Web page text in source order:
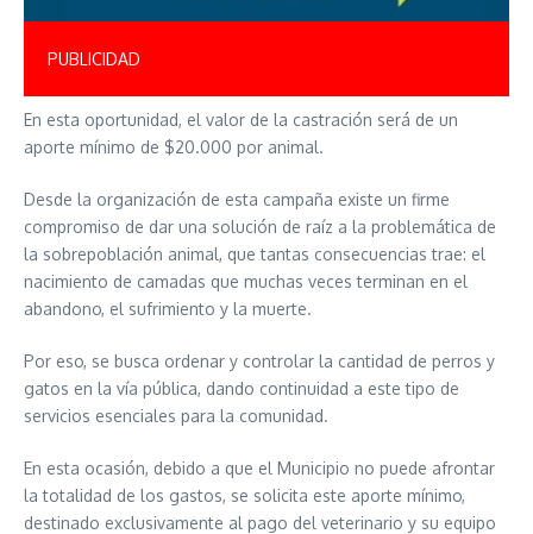
PUBLICIDAD
En esta oportunidad, el valor de la castración será de un
aporte mínimo de $20.000 por animal.
Desde la organización de esta campaña existe un firme
compromiso de dar una solución de raíz a la problemática de
la sobrepoblación animal, que tantas consecuencias trae: el
nacimiento de camadas que muchas veces terminan en el
abandono, el sufrimiento y la muerte.
Por eso, se busca ordenar y controlar la cantidad de perros y
gatos en la vía pública, dando continuidad a este tipo de
servicios esenciales para la comunidad.
En esta ocasión, debido a que el Municipio no puede afrontar
la totalidad de los gastos, se solicita este aporte mínimo,
destinado exclusivamente al pago del veterinario y su equipo